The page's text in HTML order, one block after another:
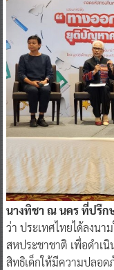
นางทิชา ณ นคร ที่ปรึก
ว่า ประเทศไทยได้ลงน
สหประชาชาติ เพื่อดำเ
สิทธิเด็กให้มีความปลอด